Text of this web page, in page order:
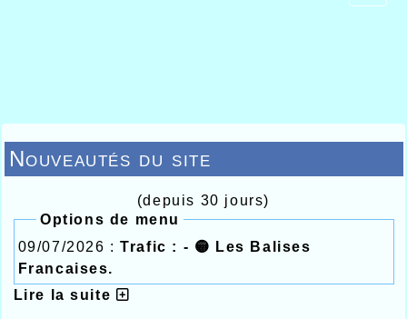
Nouveautés du site
(depuis 30 jours)
Options de menu
09/07/2026 :Trafic : - 🟡 Les Balises
Francaises.
Lire la suite